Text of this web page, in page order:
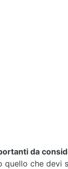
da
che devi